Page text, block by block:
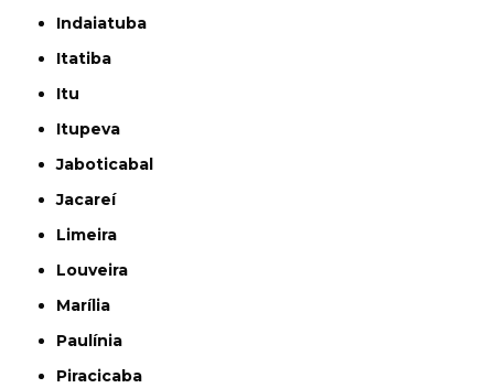
Indaiatuba
Itatiba
Itu
Itupeva
Jaboticabal
Jacareí
Limeira
Louveira
Marília
Paulínia
Piracicaba